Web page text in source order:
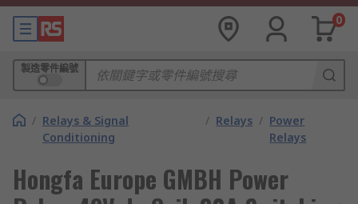
0
製造零件編號
/ Relays & Signal
Conditioning
/ Relays / Power
Relays
Hongfa Europe GMBH Power